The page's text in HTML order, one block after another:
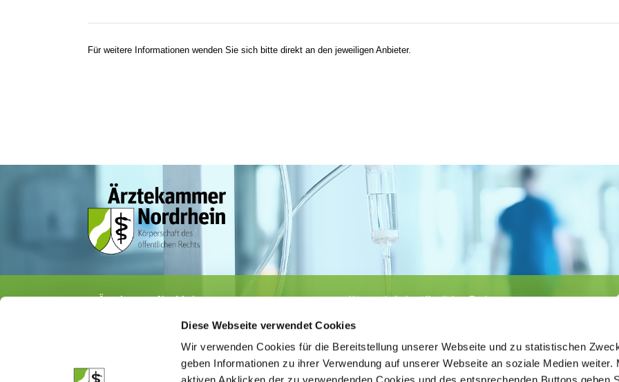
Diese Webseite verwendet Cookies
Wir verwenden Cookies für die Bereitstellung unserer Webseite und zu statistischen
geben Informationen zu ihrer Verwendung auf unserer Webseite an soziale Medien weiter.
Für weitere Informationen wenden Sie sich bitte direkt an den jeweiligen Anbieter.
Ärztekammer Nordrhein
· Fax 0211 / 4302 2009
aerztekammer@aekno.de
Körperschaft des öffentlichen Rechts